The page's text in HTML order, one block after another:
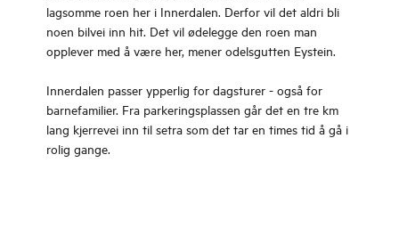
lagsomme roen her i Innerdalen. Derfor vil det aldri bli
noen bilvei inn hit. Det vil ødelegge den roen man
opplever med å være her, mener odelsgutten Eystein.
Innerdalen passer ypperlig for dagsturer - også for
barnefamilier. Fra parkeringsplassen går det en tre km
lang kjerrevei inn til setra som det tar en times tid å gå i
rolig gange.